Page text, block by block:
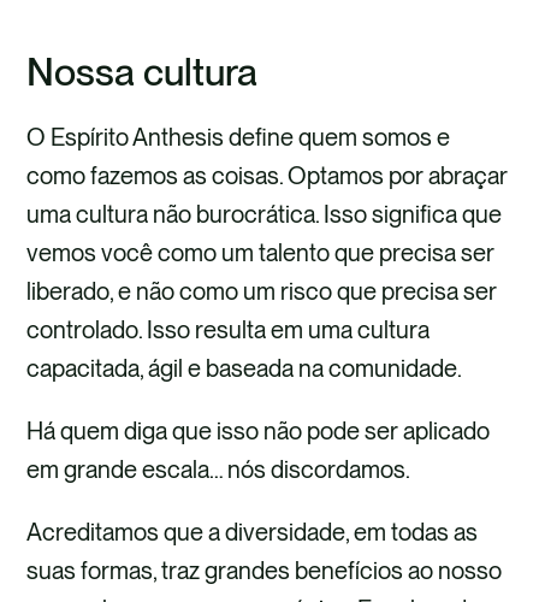
Nossa cultura
O Espírito Anthesis define quem somos e
como fazemos as coisas. Optamos por abraçar
uma cultura não burocrática. Isso significa que
vemos você como um talento que precisa ser
liberado, e não como um risco que precisa ser
controlado. Isso resulta em uma cultura
capacitada, ágil e baseada na comunidade.
Há quem diga que isso não pode ser aplicado
em grande escala… nós discordamos.
Acreditamos que a diversidade, em todas as
suas formas, traz grandes benefícios ao nosso